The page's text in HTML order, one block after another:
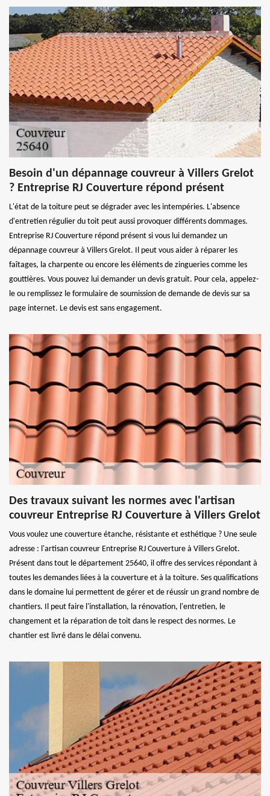
Besoin d'un dépannage couvreur à Villers Grelot
? Entreprise RJ Couverture répond présent
L'état de la toiture peut se dégrader avec les intempéries. L'absence
d'entretien régulier du toit peut aussi provoquer différents dommages.
Entreprise RJ Couverture répond présent si vous lui demandez un
dépannage couvreur à Villers Grelot. Il peut vous aider à réparer les
faîtages, la charpente ou encore les éléments de zingueries comme les
gouttières. Vous pouvez lui demander un devis gratuit. Pour cela, appelez-
le ou remplissez le formulaire de soumission de demande de devis sur sa
page internet. Le devis est sans engagement.
Des travaux suivant les normes avec l'artisan
couvreur Entreprise RJ Couverture à Villers Grelot
Vous voulez une couverture étanche, résistante et esthétique ? Une seule
adresse : l'artisan couvreur Entreprise RJ Couverture à Villers Grelot.
Présent dans tout le département 25640, il offre des services répondant à
toutes les demandes liées à la couverture et à la toiture. Ses qualifications
dans le domaine lui permettent de gérer et de réussir un grand nombre de
chantiers. Il peut faire l'installation, la rénovation, l'entretien, le
changement et la réparation de toit dans le respect des normes. Le
chantier est livré dans le délai convenu.